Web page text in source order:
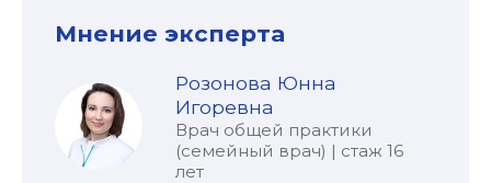
Мнение эксперта
Розонова Юнна
Игоревна
Врач общей практики
(семейный врач) | стаж 16
лет